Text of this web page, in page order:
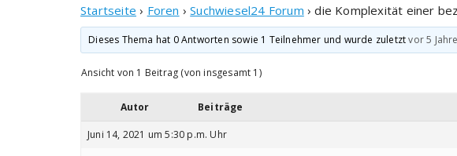
Startseite › Foren › Suchwiesel24 Forum › die Komplexität einer
Dieses Thema hat 0 Antworten sowie 1 Teilnehmer und wurde zuletztvor 5
Ansicht von 1 Beitrag (von insgesamt 1)
Autor Beiträge
Juni 14, 2021 um 5:30 p.m. Uhr